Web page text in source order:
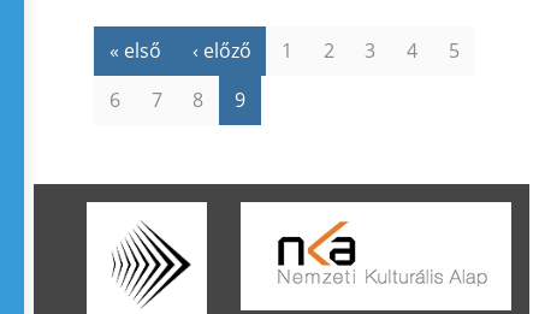
« első ‹ előző 1 2 3 4
5
6
7 8 9